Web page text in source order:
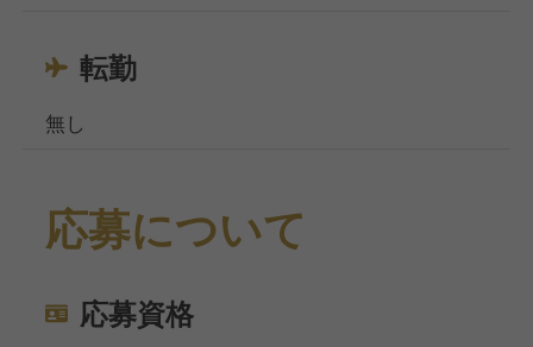
転勤
無し
応募について
応募資格